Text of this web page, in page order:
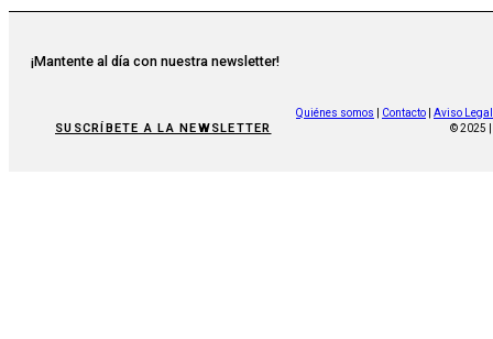
¡Mantente al día con nuestra newsletter!
SUSCRÍBETE A LA NEWSLETTER
Quiénes somos Contacto
Aviso Legal
© 2025